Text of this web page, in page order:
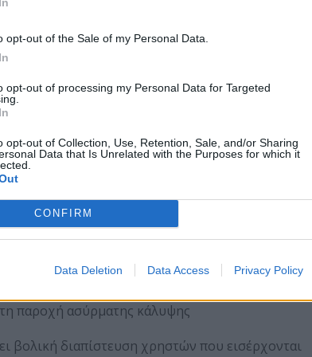
opt-out of the Sale of my Personal Data.
opt-out of processing my Personal Data for Targeted
opt-out of Collection, Use, Retention, Sale, and/or Sharing
Data that Is Unrelated with the Purposes for which it
CONFIRM
Data Deletion Data Access Privacy Policy
όπως απλή εγκατάσταση με ένα μοναδικό
Δέσμευση Πύλης, υψηλές προδιαγραφές
πολλαπλών access points κ.ά.
η οικονομική κάλυψη των αναγκών του
κανένα χαρακτηριστικό ασφαλείας, ποιότητας
στους διαχειριστές να ελέγχουν άνετα,
εγκατάσταση
ή τοίχο
παροχή ασύρματης κάλυψης
βολική διαπίστευση χρηστών που εισέρχονται